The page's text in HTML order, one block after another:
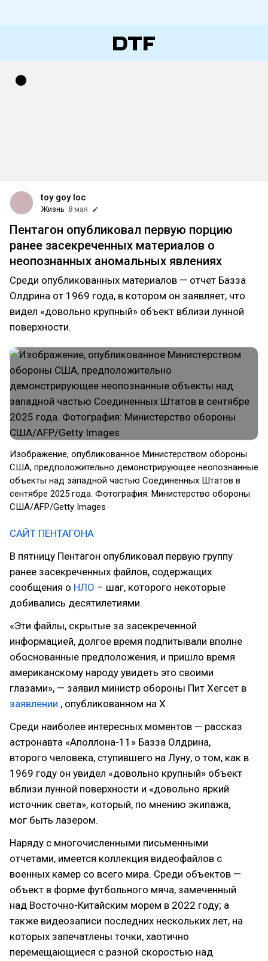
toy goy loc
Жизнь 8 мая
Пентагон опубликовал первую порцию
ранее засекреченных материалов о
неопознанных аномальных явлениях
Среди опубликованных материалов — отчет Базза
Олдрина от 1969 года, в котором он заявляет, что
видел «довольно крупный» объект вблизи лунной
поверхности.
Изображение, опубликованное Министерством обороны
США, предположительно демонстрирующее неопознанные
объекты над западной частью Соединенных Штатов в
сентябре 2025 года. Фотография: Министерство обороны
США/AFP/Getty Images
САЙТ ПЕНТАГОНА
В пятницу Пентагон опубликовал первую группу
ранее засекреченных файлов, содержащих
сообщения о НЛО – шаг, которого некоторые
добивались десятилетиями.
«Эти файлы, скрытые за засекреченной
информацией, долгое время подпитывали вполне
обоснованные предположения, и пришло время
американскому народу увидеть это своими
глазами», — заявил министр обороны Пит Хегсет в
заявлении , опубликованном на X.
Среди наиболее интересных моментов — рассказ
астронавта «Аполлона-11» Базза Олдрина,
второго человека, ступившего на Луну, о том, как в
1969 году он увидел «довольно крупный» объект
вблизи лунной поверхности и «довольно яркий
источник света», который, по мнению экипажа,
мог быть лазером.
Наряду с многочисленными письменными
отчетами, имеется коллекция видеофайлов с
военных камер со всего мира. Среди объектов —
объект в форме футбольного мяча, замеченный
над Восточно-Китайским морем в 2022 году; а
также видеозаписи последних нескольких лет, на
которых запечатлены точки, хаотично
перемещающиеся с разной скоростью над